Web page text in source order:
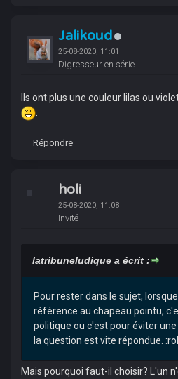
Jalikoud
25-08-2020, 11:01
Digresseur en série
Ils ont plus une couleur lilas ou
.
Répondre
holi
25-08-2020, 11:08
Invité
latribuneludique a écrit :
Pour rester dans le sujet,
référence au chapeau pointu,
politique ou c'est pour éviter
la question est vite répondue.
Mais pourquoi faut-il choisir? L'un